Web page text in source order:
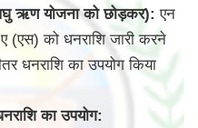
ऋण योजना को छोड़कर): एन
ए (एस) को धनराशि जारी करने
धनराशि का उपयोग किया
का उपयोग: